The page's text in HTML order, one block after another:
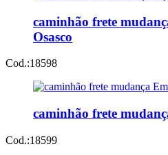
caminhão frete
Osasco
Cod.:18598
caminhão frete
Cod.:18599